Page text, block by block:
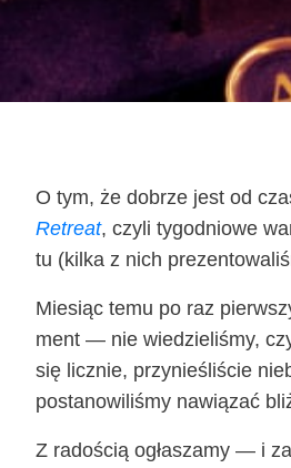
O tym, że dobrze jest od
Retre­at, czy­li tygo­dnio­we
tu (kil­ka z nich
Mie­siąc temu po raz
ment — nie wie­dzie­li­śmy,
się licz­nie, przy­nie­śli­ście
posta­no­wi­li­śmy nawią­zać
Z rado­ścią ogła­sza­my — i